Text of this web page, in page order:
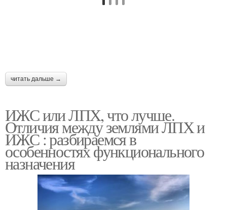
читать дальше →
ИЖС или ЛПХ, что лучше.
Отличия между землями ЛПХ и
ИЖС : разбираемся в
особенностях функционального
назначения